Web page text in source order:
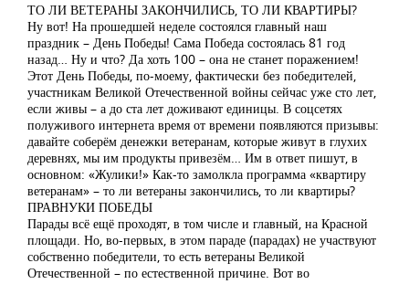
ТО ЛИ ВЕТЕРАНЫ ЗАКОНЧИЛИСЬ, ТО ЛИ КВАРТИРЫ?
Ну вот! На прошедшей неделе состоялся главный наш
праздник – День Победы! Сама Победа состоялась 81 год
назад… Ну и что? Да хоть 100 – она не станет поражением!
Этот День Победы, по-моему, фактически без победителей,
участникам Великой Отечественной войны сейчас уже сто лет,
если живы – а до ста лет доживают единицы. В соцсетях
полуживого интернета время от времени появляются призывы:
давайте соберём денежки ветеранам, которые живут в глухих
деревнях, мы им продукты привезём… Им в ответ пишут, в
основном: «Жулики!» Как-то замолкла программа «квартиру
ветеранам» – то ли ветераны закончились, то ли квартиры?
ПРАВНУКИ ПОБЕДЫ
Парады всё ещё проходят, в том числе и главный, на Красной
площади. Но, во-первых, в этом параде (парадах) не участвуют
собственно победители, то есть ветераны Великой
Отечественной – по естественной причине. Вот во